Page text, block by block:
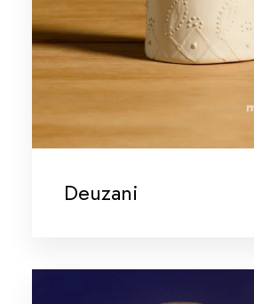
Deuzani